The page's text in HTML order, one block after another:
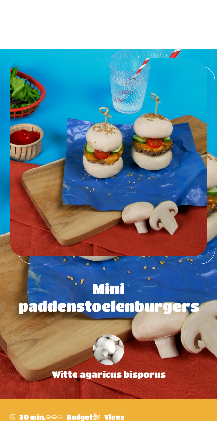
Mini
paddenstoelenburgers
Witte agaricus bisporus
30 min. Budget Vlees